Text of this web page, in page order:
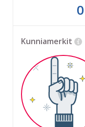
0
Kunniamerkit